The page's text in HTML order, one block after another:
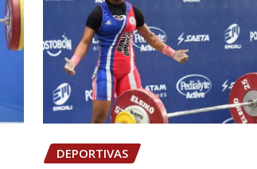
DEPORTIVAS